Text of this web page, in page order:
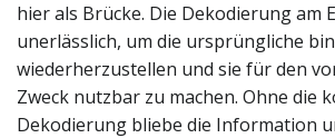
hier als Brücke. Die Dekodierung am
unerlässlich, um die ursprüngliche
wiederherzustellen und sie für den
Zweck nutzbar zu machen. Ohne die
Dekodierung bliebe die Information